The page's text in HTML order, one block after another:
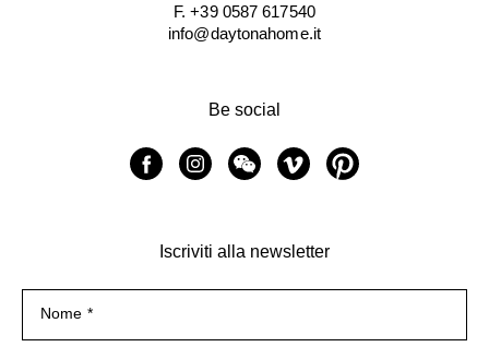
F. +39 0587 617540
info@daytonahome.it
Be social
Iscriviti alla newsletter